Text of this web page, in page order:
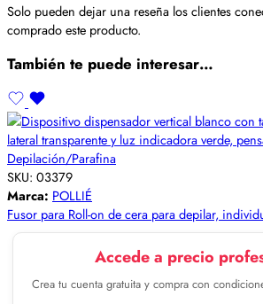
Solo pueden dejar una reseña los clientes
comprado este producto.
También te puede interesar…
Depilación/Parafina
SKU: 03379
Marca: POLLIÉ
Fusor para Roll-on de cera para depilar,
Accede a precio
Crea tu cuenta gratuita y compra con